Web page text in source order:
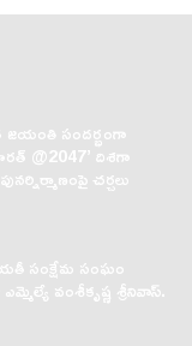
జయంతి సందర్భంగా
@2047’ దిశగా
చర్చలు
సంక్షేమ సంఘం
వంశీకృష్ణ శ్రీనివాస్.